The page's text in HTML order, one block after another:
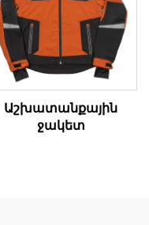
Աշխատանքային
ջակետ